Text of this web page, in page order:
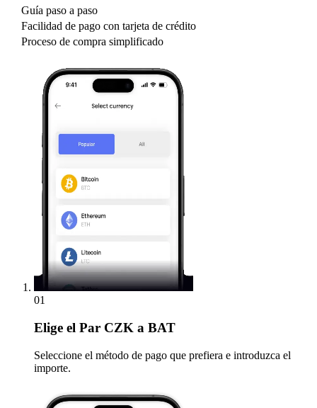
Guía paso a paso
Facilidad de pago con tarjeta de crédito
Proceso de compra simplificado
01
Elige el Par CZK a BAT
Seleccione el método de pago que prefiera e introduzca el
importe.